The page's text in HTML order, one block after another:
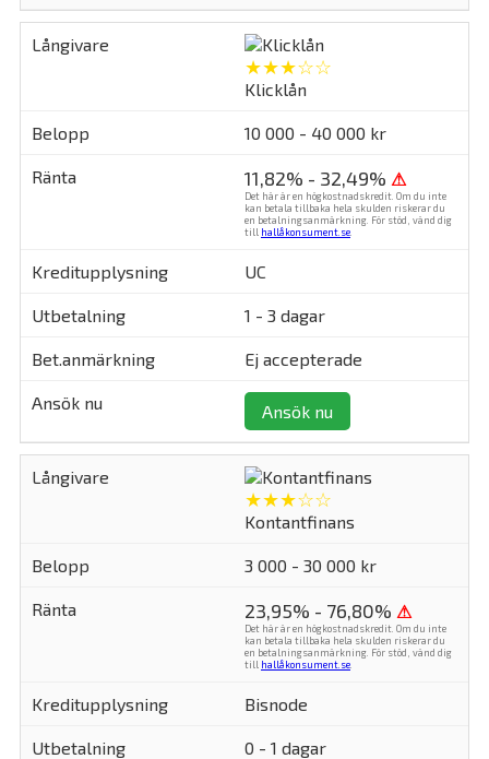
★★★☆☆
Klicklån
10 000 - 40 000 kr
11,82% - 32,49% ⚠
Det här är en högkostnadskredit. Om du inte
kan betala tillbaka hela skulden riskerar du
en betalningsanmärkning. För stöd, vänd dig
till hallåkonsument.se
UC
1 - 3 dagar
Ej accepterade
Ansök nu
★★★☆☆
Kontantfinans
3 000 - 30 000 kr
23,95% - 76,80% ⚠
Det här är en högkostnadskredit. Om du inte
kan betala tillbaka hela skulden riskerar du
en betalningsanmärkning. För stöd, vänd dig
till hallåkonsument.se
Bisnode
0 - 1 dagar